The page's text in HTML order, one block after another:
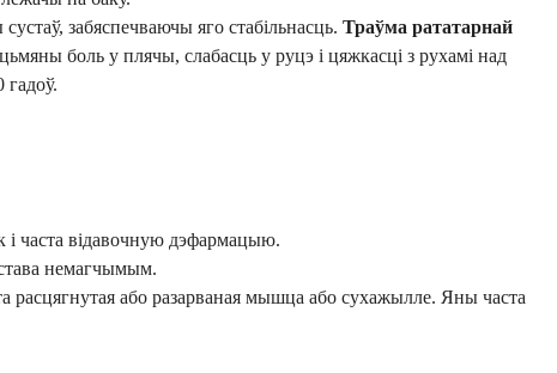
забяспечваючы яго стабільнасць. Траўма рататарнай
боль у плячы, слабасць у руцэ і цяжкасці з рухамі над
гадоў.
і часта відавочную дэфармацыю.
немагчымым.
расцягнутая або разарваная мышца або сухажылле. Яны часта